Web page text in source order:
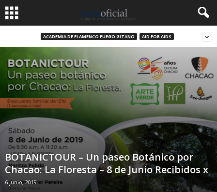
ACADEMIA DE FLAMENCO FUEGO GITANO AID FOR AIDS
BOTANICTOUR – Un paseo Botánico por
Chacao: La Floresta – 8 de Junio Recibidos x
6 junio, 2019